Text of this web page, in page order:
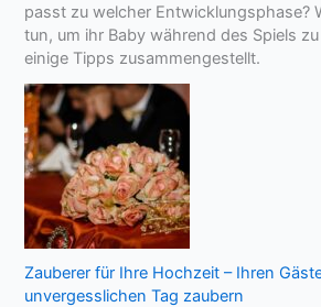
passt zu welcher Entwicklungsphase?
tun, um ihr Baby während des Spiels
einige Tipps zusammengestellt.
Zauberer für Ihre Hochzeit – Ihren
unvergesslichen Tag zaubern